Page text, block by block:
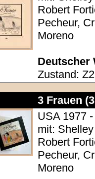
Robert
Pecheur,
Moreno
Deutscher
Zustand: Z2
3 Frauen
USA 1977
mit:
Robert
Pecheur,
Moreno